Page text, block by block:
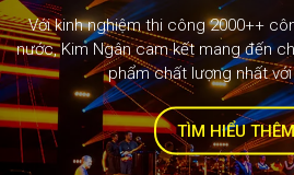
Với kinh nghiệm thi công 1000++
nước, Kim Ngân cam kết mang đến
phẩm chất lượng nhất
TÌM HIỂU THÊM